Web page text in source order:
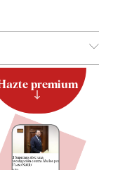
premium